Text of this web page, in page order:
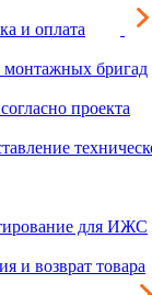
и оплата
монтажных бригад
проекта
для ИЖС
и возврат товара